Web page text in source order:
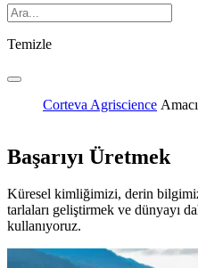
Temizle
Corteva Agriscience
Başarıyı Üretmek
Küresel kimliğimizi, derin
tarlaları geliştirmek ve dünyayı
kullanıyoruz.